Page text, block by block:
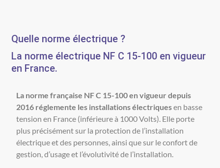
Quelle norme électrique ?
La norme électrique NF C 15-100 en vigueur
en France.
La norme française NF C 15-100 en vigueur depuis
2016 réglemente les installations électriquesen basse
tension en France (inférieure à 1000 Volts). Elle porte
plus précisément sur la protection de l’installation
électrique et des personnes, ainsi que sur le confort de
gestion, d’usage et l’évolutivité de l’installation.